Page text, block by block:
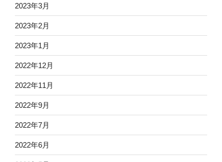
2023年3月
2023年2月
2023年1月
2022年12月
2022年11月
2022年9月
2022年7月
2022年6月